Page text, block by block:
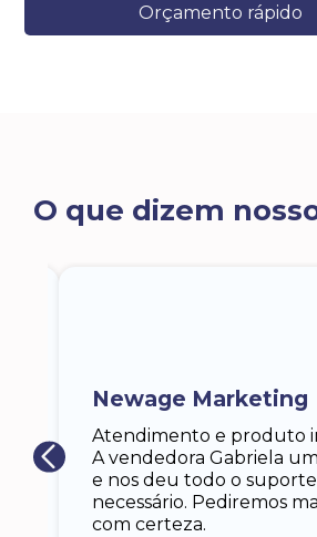
Orçamento rápido
O que dizem
Atendimento e produto
A vendedora Gabriela
e nos deu todo o suporte
necessário. Pediremos
com certeza.
Newage Marketing